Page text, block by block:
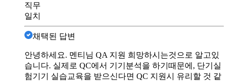
직무
일치
채택된 답변
안녕하세요. 멘티님 QA 지원 희망하시는것으로 알고있
습니다. 실제로 QC에서 기기분석을 하기때문에, 단기실
험기기 실습교육을 받으신다면 QC 지원시 유리할 것 같